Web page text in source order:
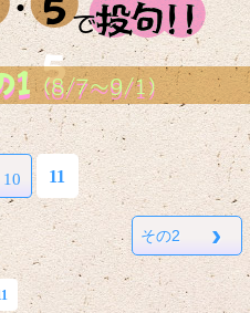
・５で投句!!
1 （8/7～9/1）
10 11
その2 ›